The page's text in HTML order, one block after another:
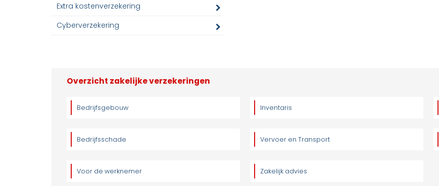
Extra kostenverzekering
Cyberverzekering
Overzicht zakelijke verzekeringen
Bedrijfsgebouw Inventaris
Bedrijfsschade Vervoer en Transport
Voor de werknemer Zakelijk advies